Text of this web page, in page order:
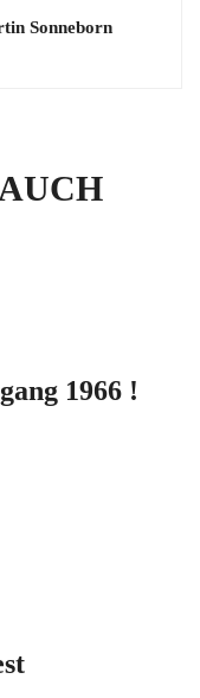
Sonneborn
1966 !